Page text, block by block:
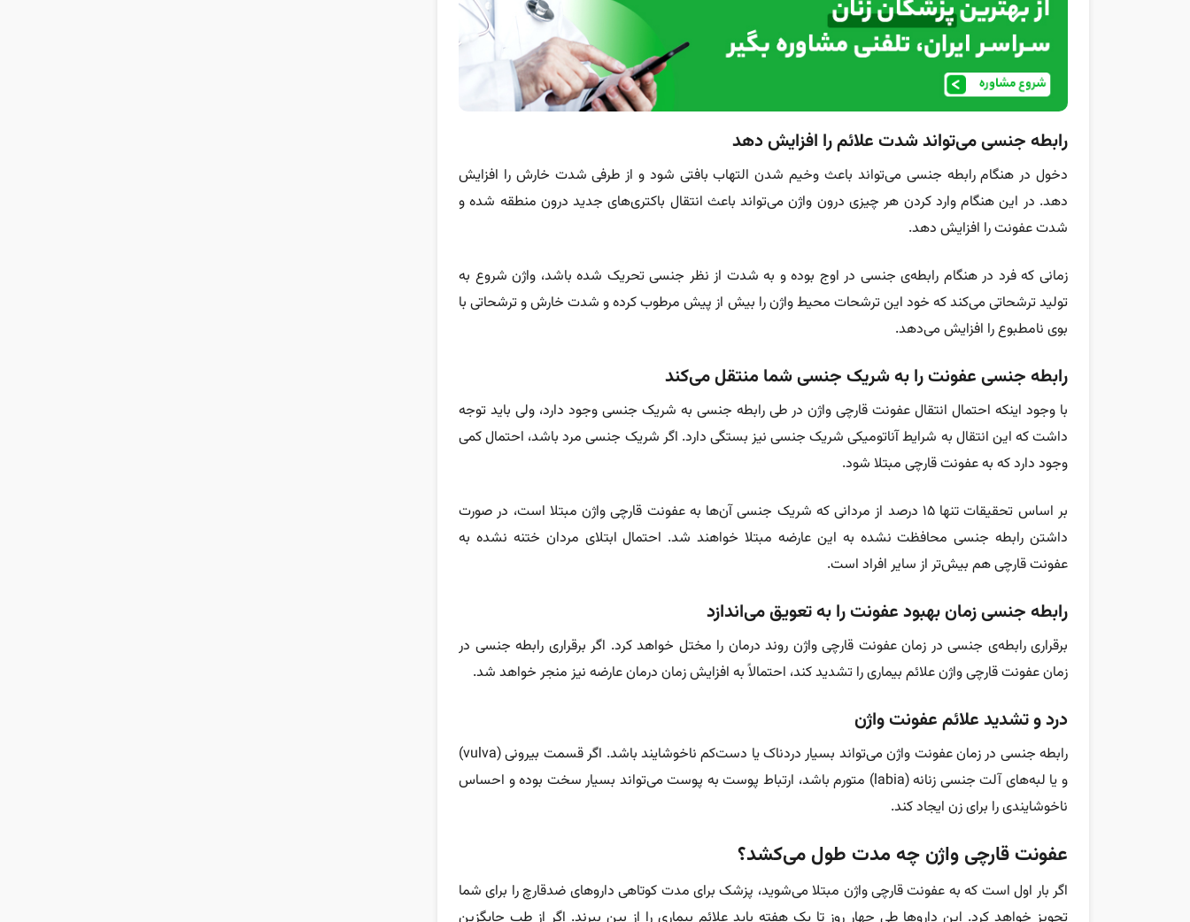
رابطه جنسی می‌تواند شدت علائم را افزایش دهد
دخول در هنگام رابطه جنسی می‌تواند باعث وخیم شدن التهاب بافتی شود و از طرفی شدت خارش را افزایش
دهد. در این هنگام وارد کردن هر چیزی درون واژن می‌تواند باعث انتقال باکتری‌های جدید درون منطقه شده و
شدت عفونت را افزایش دهد.
زمانی که فرد در هنگام رابطه‌ی جنسی در اوج بوده و به شدت از نظر جنسی تحریک شده باشد، واژن شروع به
تولید ترشحاتی می‌کند که خود این ترشحات محیط واژن را بیش از پیش مرطوب کرده و شدت خارش و ترشحاتی با
بوی نامطبوع را افزایش می‌دهد.
رابطه جنسی عفونت را به شریک جنسی شما منتقل می‌کند
با وجود اینکه احتمال انتقال عفونت قارچی واژن در طی رابطه جنسی به شریک جنسی وجود دارد، ولی باید توجه
داشت که این انتقال به شرایط آناتومیکی شریک جنسی نیز بستگی دارد. اگر شریک جنسی مرد باشد، احتمال کمی
وجود دارد که به عفونت قارچی مبتلا شود.
بر اساس تحقیقات تنها ۱۵ درصد از مردانی که شریک جنسی آن‌ها به عفونت قارچی واژن مبتلا است، در صورت
داشتن رابطه جنسی محافظت نشده به این عارضه مبتلا خواهند شد. احتمال ابتلای مردان ختنه نشده به
عفونت قارچی هم بیش‌تر از سایر افراد است.
رابطه جنسی زمان بهبود عفونت را به تعویق می‌اندازد
برقراری رابطه‌ی جنسی در زمان عفونت قارچی واژن روند درمان را مختل خواهد کرد. اگر برقراری رابطه جنسی در
زمان عفونت قارچی واژن علائم بیماری را تشدید کند، احتمالاً به افزایش زمان درمان عارضه نیز منجر خواهد شد.
درد و تشدید علائم عفونت واژن
رابطه جنسی در زمان عفونت واژن می‌تواند بسیار دردناک یا دست‌کم ناخوشایند باشد. اگر قسمت بیرونی (vulva)
و یا لبه‌های آلت جنسی زنانه (labia) متورم باشد، ارتباط پوست به پوست می‌تواند بسیار سخت بوده و احساس
ناخوشایندی را برای زن ایجاد کند.
عفونت قارچی واژن چه مدت طول می‌کشد؟
اگر بار اول است که به عفونت قارچی واژن مبتلا می‌شوید، پزشک برای مدت کوتاهی دارو‌های ضدقارچ را برای شما